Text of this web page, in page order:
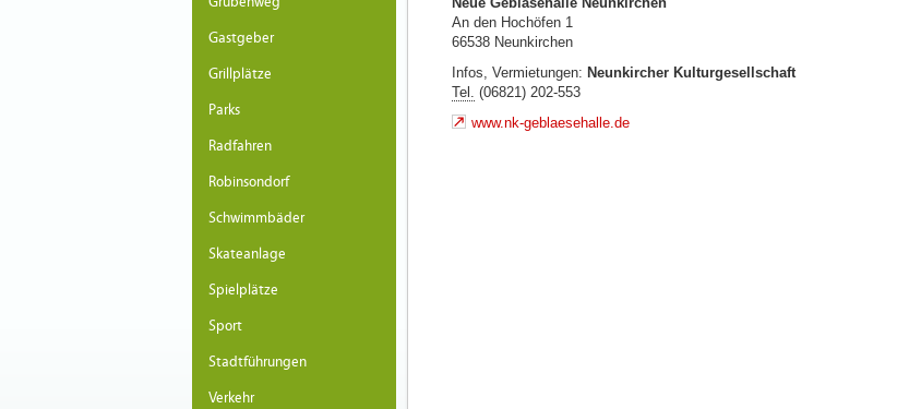
Gastgeber
Grillplätze
Parks
Radfahren
Robinsondorf
Schwimmbäder
Skateanlage
Spielplätze
Sport
Stadtführungen
Verkehr
An den Hochöfen 1
66538 Neunkirchen
Infos, Vermietungen: Neunkircher Kulturgesellschaft
Tel. (06821) 202-553
www.nk-geblaesehalle.de